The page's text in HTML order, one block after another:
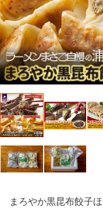
まろやか黒昆布餃子